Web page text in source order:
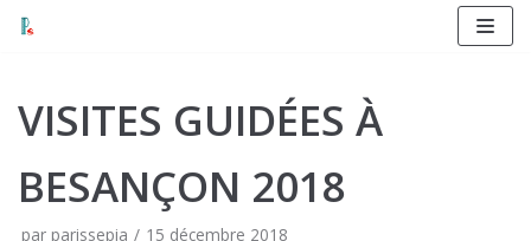
Aller
VISITES GUIDÉES À
BESANÇON 2018
par parissepia 15 décembre 2018